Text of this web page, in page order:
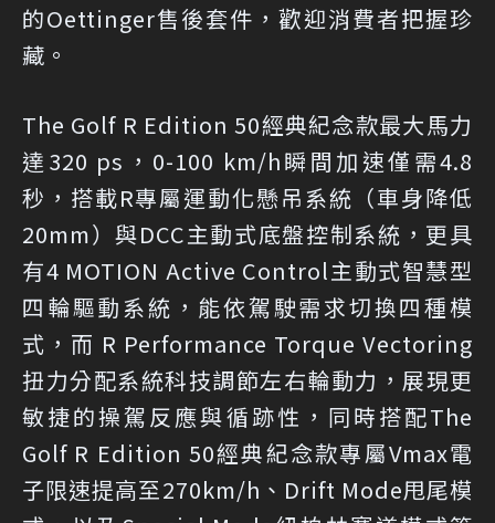
的Oettinger售後套件，歡迎消費者把握珍
藏。
The Golf R Edition 50經典紀念款最大馬力
達320 ps，0-100 km/h瞬間加速僅需4.8
秒，搭載R專屬運動化懸吊系統（車身降低
20mm）與DCC主動式底盤控制系統，更具
有4 MOTION Active Control主動式智慧型
四輪驅動系統，能依駕駛需求切換四種模
式，而 R Performance Torque Vectoring
扭力分配系統科技調節左右輪動力，展現更
敏捷的操駕反應與循跡性，同時搭配The
Golf R Edition 50經典紀念款專屬Vmax電
子限速提高至270km/h、Drift Mode甩尾模